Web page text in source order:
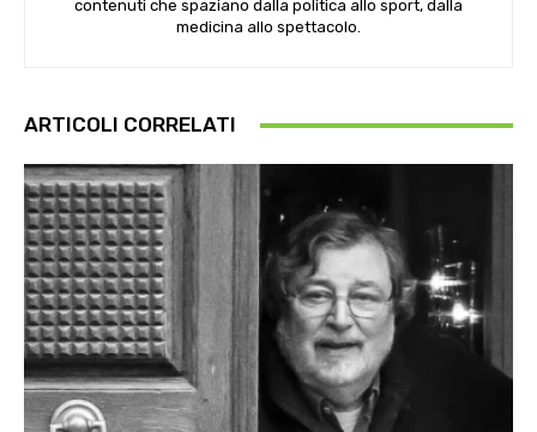
contenuti che spaziano dalla politica allo sport, dalla
medicina allo spettacolo.
ARTICOLI CORRELATI